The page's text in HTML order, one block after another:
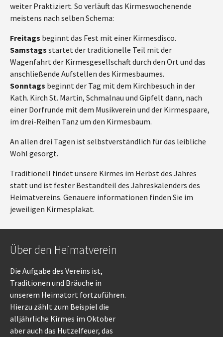
weiter Praktiziert. So verläuft das Kirmeswochenende
meistens nach selben Schema:
Freitags beginnt das Fest mit einer Kirmesdisco.
Samstags startet der traditionelle Teil mit der
Wagenfahrt der Kirmesgesellschaft durch den Ort und das
anschließende Aufstellen des Kirmesbaumes.
Sonntags beginnt der Tag mit dem Kirchbesuch in der
Kath. Kirch St. Martin, Schmalnau und Gipfelt dann, nach
einer Dorfrunde mit dem Musikverein und der Kirmespaare,
im drei-Reihen Tanz um den Kirmesbaum.
An allen drei Tagen ist selbstverständlich für das leibliche
Wohl gesorgt.
Traditionell findet unsere Kirmes im Herbst des Jahres
statt und ist fester Bestandteil des Jahreskalenders des
Heimatvereins. Genauere informationen finden Sie im
jeweiligen Kirmesplakat.
Über den Heimatverein
Die Aufgabe des Vereins ist,
Traditionen und Bräuche in
unserem Heimatort fortzuführen.
Hierzu zählt zum Beispiel die
alljährliche Kirmes im Oktober
aber auch das Hutzelfeuer, das